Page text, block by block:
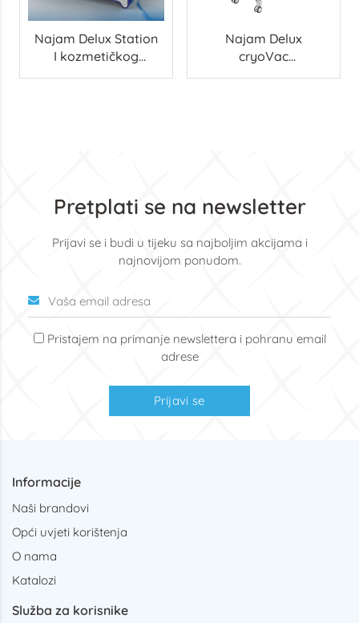
Najam Delux Station
I kozmetičkog
uređaja
Najam Delux
cryoVac
kozmetičkog uređaja
Pretplati se na newsletter
Prijavi se i budi u tijeku sa najboljim akcijama i
najnovijom ponudom.
Pristajem na primanje newslettera i pohranu email
adrese
Prijavi se
Informacije
Naši brandovi
Opći uvjeti korištenja
O nama
Katalozi
Služba za korisnike